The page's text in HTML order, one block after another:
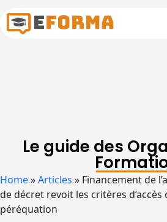
Le guide des
Home»Articles » Financement de
de décret revoit les critères d’accès
péréquation